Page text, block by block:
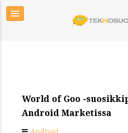
World of Goo -
Android Marketissa